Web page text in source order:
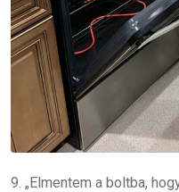
9. „Elmentem a boltba,